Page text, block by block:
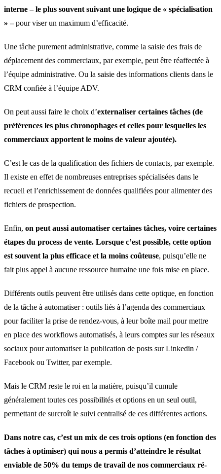
interne – le plus souvent suivant une logique de « spécialisation
» –pour viser un maximum d’efficacité.
Une tâche purement administrative, comme la saisie des frais de
déplacement des commerciaux, par exemple, peut être réaffectée à
l’équipe administrative. Ou la saisie des informations clients dans le
CRM confiée à l’équipe ADV.
On peut aussi faire le choix d’externaliser certaines tâches (de
préférences les plus chronophages et celles pour lesquelles les
commerciaux apportent le moins de valeur ajoutée).
C’est le cas de la qualification des fichiers de contacts, par exemple.
Il existe en effet de nombreuses entreprises spécialisées dans le
recueil et l’enrichissement de données qualifiées pour alimenter des
fichiers de prospection.
Enfin, on peut aussi automatiser certaines tâches, voire certaines
étapes du process de vente. Lorsque c’est possible, cette option
est souvent la plus efficace et la moins coûteuse, puisqu’elle ne
fait plus appel à aucune ressource humaine une fois mise en place.
Différents outils peuvent être utilisés dans cette optique, en fonction
de la tâche à automatiser : outils liés à l’agenda des commerciaux
pour faciliter la prise de rendez-vous, à leur boîte mail pour mettre
en place des workflows automatisés, à leurs comptes sur les réseaux
sociaux pour automatiser la publication de posts sur Linkedin /
Facebook ou Twitter, par exemple.
Mais le CRM reste le roi en la matière, puisqu’il cumule
généralement toutes ces possibilités et options en un seul outil,
permettant de surcroît le suivi centralisé de ces différentes actions.
Dans notre cas, c’est un mix de ces trois options (en fonction des
tâches à optimiser) qui nous a permis d’atteindre le résultat
enviable de 50% du temps de travail de nos commerciaux ré-